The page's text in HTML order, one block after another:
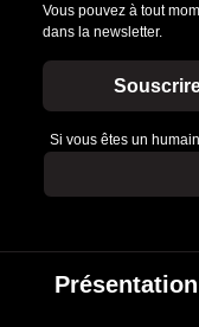
Vous pouvez à tout
dans la newsletter.
Si vous êtes un
Présentation